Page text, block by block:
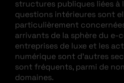
structures publiques liées à
questions intérieures sont
particulièrement
arrivants de la sphère du e-
entreprises de luxe et les
numérique sont d’autres
sont fréquents, parmi de
domaines.